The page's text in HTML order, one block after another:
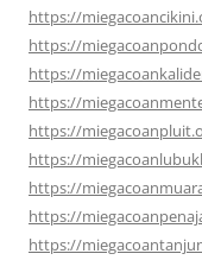
https://
https://
https://
https://
https://
https://
https://
https://
https://